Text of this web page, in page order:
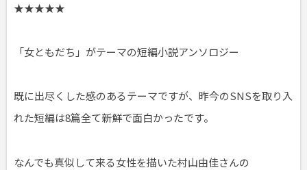
★★★★★
「女ともだち」がテーマの短編小説アンソロジー
既に出尽くした感のあるテーマですが、昨今のSNSを取り入
れた短編は8篇全て新鮮で面白かったです。
なんでも真似して来る女性を描いた村山由佳さんの